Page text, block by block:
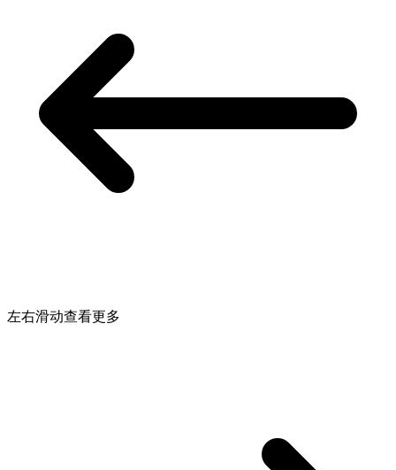
左右滑动查看更多